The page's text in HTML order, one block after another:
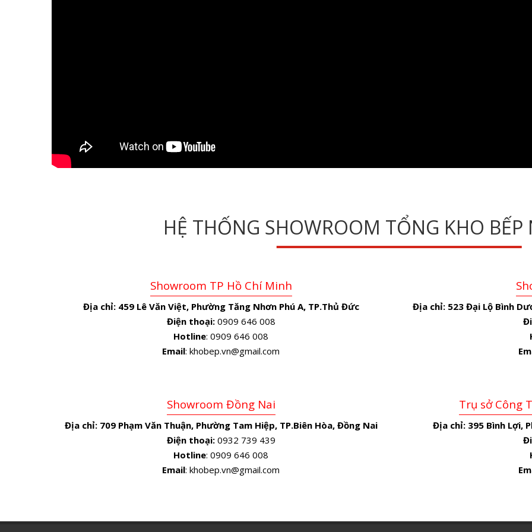
HỆ THỐNG SHOWROOM TỔNG KHO BẾP
Showroom TP Hồ Chí Minh
Địa chỉ: 459 Lê Văn Việt, Phường Tăng Nhơn Phú A, TP.Thủ Đức
Điện thoại:0909 646 008
Hotline: 0909 646 008
Email: khobep.vn@gmail.com
Địa chỉ: 523 Đại Lộ Bình
Showroom Đồng Nai
Địa chỉ: 709 Phạm Văn Thuận, Phường Tam Hiệp, TP.Biên Hòa, Đồng Nai
Điện thoại:0932 739 439
Hotline: 0909 646 008
Email: khobep.vn@gmail.com
Trụ sở Công
Địa chỉ: 395 Bình Lợi,